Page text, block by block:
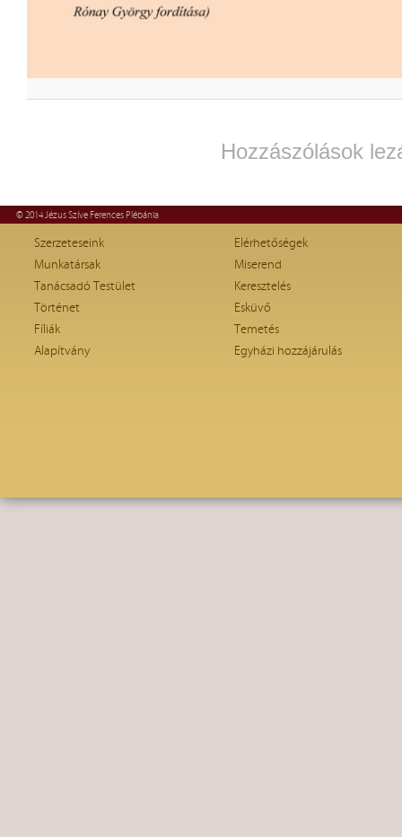
Hozzászólások
© 2014 Jézus Szíve Ferences Plébánia
Szerzeteseink
Munkatársak
Tanácsadó Testület
Történet
Fíliák
Alapítvány
Elérhetőségek
Miserend
Keresztelés
Esküvő
Temetés
Egyházi hozzájárulás